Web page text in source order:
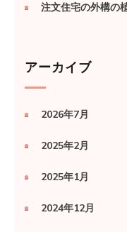
注文住宅の外構の
アーカイブ
2026年7月
2025年2月
2025年1月
2024年12月